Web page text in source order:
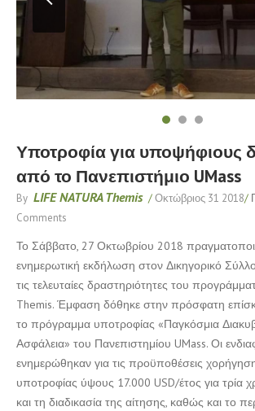
Υποτροφία για υποψήφιους
από το Πανεπιστήμιο UMass
By LIFE NATURA Themis /Οκτώβριος 31 2018/
Comments
Το Σάββατο, 27 Οκτωβρίου 2018
ενημερωτική εκδήλωση στον Δικηγορικό
τις τελευταίες δραστηριότητες του
Themis. Έμφαση δόθηκε στην πρόσφατη
το πρόγραμμα υποτροφίας «Παγκόσμια
Ασφάλεια» του Πανεπιστημίου UMass. Οι
ενημερώθηκαν για τις προϋποθέσεις
υποτροφίας ύψους 17.000 USD/έτος για τρία
και τη διαδικασία της αίτησης, καθώς και το